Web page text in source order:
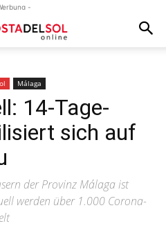
-
Málaga
14-Tage-
sich auf
der Provinz Málaga ist
werden über 1.000 Corona-